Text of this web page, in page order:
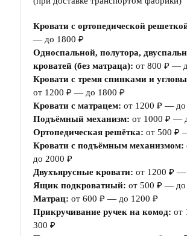
Кровати с ортопедической
— до 1800 ₽
Односпальной, полутора,
кроватей (без матраца): от 800 ₽ —
Кровати с тремя спинками и
от 1200 ₽ — до 1800 ₽
Кровати с матрацем: от 1200 ₽ — до
Подъёмный механизм: от 1000 ₽ —
Ортопедическая решётка: от 500 ₽
Кровати с подъёмным механизмом:
до 2000 ₽
Двухъярусные кровати: от 1200 ₽ —
Ящик подкроватный: от 500 ₽ — до
Матрац: от 600 ₽ — до 1200 ₽
Прикручивание ручек на комод: от
300 ₽